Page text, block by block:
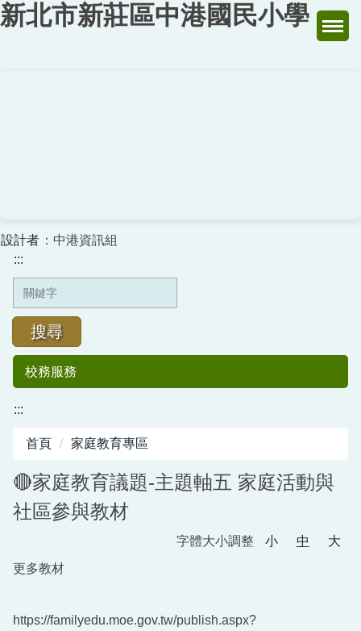
跳
到
新北市新莊區中港國民小學
設計者 ：中港資訊組
:::
搜尋
校務服務
中港國小50
:::
首頁 家庭教育專區
🔴家庭教育議題-主題軸五 家庭活動與
社區參與教材
字體大小調整 小 中
大
更多教材
https://familyedu.moe.gov.tw/publish.aspx?